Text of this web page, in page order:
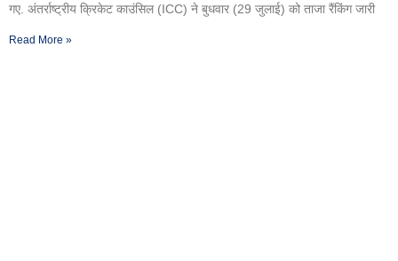
गए. अंतर्राष्ट्रीय क्रिकेट काउंसिल (ICC) ने बुधवार (29 जुलाई) को ताजा रैंकिंग जारी
Read More »